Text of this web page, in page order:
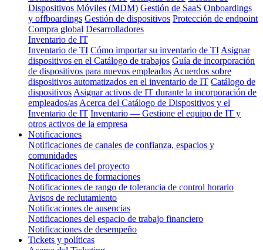
Dispositivos Móviles (MDM) Gestión de SaaS Onboardings
y offboardings Gestión de dispositivos Protección de endpoint
Compra global Desarrolladores
Inventario de IT
Inventario de TI Cómo importar su inventario de TI Asignar
dispositivos en el Catálogo de trabajos Guía de incorporación
de dispositivos para nuevos empleados Acuerdos sobre
dispositivos automatizados en el inventario de IT Catálogo de
dispositivos Asignar activos de IT durante la incorporación de
empleados/as Acerca del Catálogo de Dispositivos y el
Inventario de IT Inventario — Gestione el equipo de IT y
otros activos de la empresa
Notificaciones
Notificaciones de canales de confianza, espacios y
comunidades
Notificaciones del proyecto
Notificaciones de formaciones
Notificaciones de rango de tolerancia de control horario
Avisos de reclutamiento
Notificaciones de ausencias
Notificaciones del espacio de trabajo financiero
Notificaciones de desempeño
Tickets y políticas